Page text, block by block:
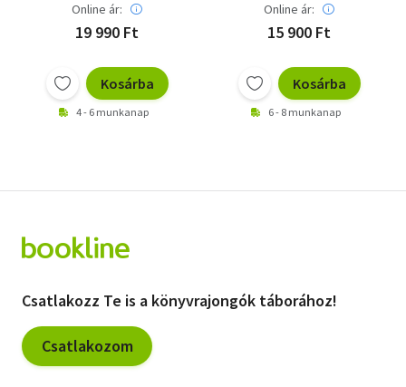
Online ár:
19 990 Ft
Kosárba
4 - 6 munkanap
Online ár:
15 900 Ft
Kosárba
6 - 8 munkanap
Csatlakozz Te is a könyvrajongók táborához!
Csatlakozom